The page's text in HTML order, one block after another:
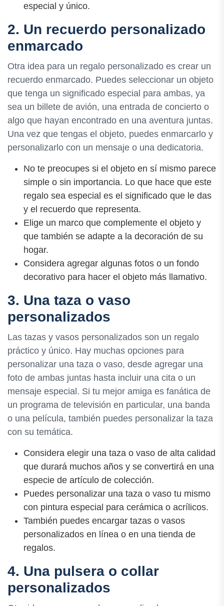
especial y único.
2. Un recuerdo personalizado
enmarcado
Otra idea para un regalo personalizado es crear un
recuerdo enmarcado. Puedes seleccionar un objeto
que tenga un significado especial para ambas, ya
sea un billete de avión, una entrada de concierto o
algo que hayan encontrado en una aventura juntas.
Una vez que tengas el objeto, puedes enmarcarlo y
personalizarlo con un mensaje o una dedicatoria.
No te preocupes si el objeto en sí mismo parece
simple o sin importancia. Lo que hace que este
regalo sea especial es el significado que le das
y el recuerdo que representa.
Elige un marco que complemente el objeto y
que también se adapte a la decoración de su
hogar.
Considera agregar algunas fotos o un fondo
decorativo para hacer el objeto más llamativo.
3. Una taza o vaso
personalizados
Las tazas y vasos personalizados son un regalo
práctico y único. Hay muchas opciones para
personalizar una taza o vaso, desde agregar una
foto de ambas juntas hasta incluir una cita o un
mensaje especial. Si tu mejor amiga es fanática de
un programa de televisión en particular, una banda
o una película, también puedes personalizar la taza
con su temática.
Considera elegir una taza o vaso de alta calidad
que durará muchos años y se convertirá en una
especie de artículo de colección.
Puedes personalizar una taza o vaso tu mismo
con pintura especial para cerámica o acrílicos.
También puedes encargar tazas o vasos
personalizados en línea o en una tienda de
regalos.
4. Una pulsera o collar
personalizados